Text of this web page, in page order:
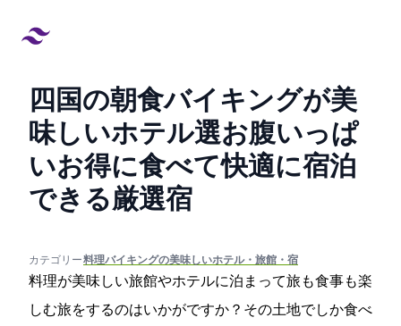
四国の朝食バイキングが美
味しいホテル21選!お腹いっぱ
いお得に食べて快適に宿泊
できる厳選宿
カテゴリー:#料理/バイキングの美味しいホテル・旅館・宿
料理が美味しい旅館やホテルに泊まって旅も食事も楽
しむ旅をするのはいかがですか？その土地でしか食べ